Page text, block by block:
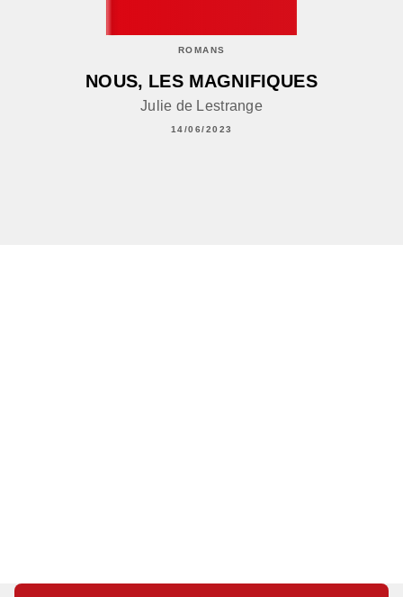
ROMANS
NOUS, LES MAGNIFIQUES
Julie de Lestrange
14/06/2023